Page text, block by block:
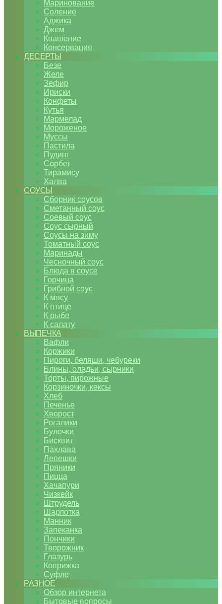
Маринование
Соление
Аджика
Джем
Квашение
Консервация
ДЕСЕРТЫ
Безе
Желе
Зефир
Ириски
Конфеты
Кутья
Мармелад
Мороженое
Муссы
Пастила
Пудинг
Сорбет
Тирамису
Халва
СОУСЫ
Сборник соусов
Сметанный соус
Соевый соус
Соус сырный
Соусы на зиму
Томатный соус
Маринады
Чесночный соус
Блюда в соусе
Горчица
Грибной соус
К мясу
К птице
К рыбе
К салату
ВЫПЕЧКА
Вафли
Коржики
Пироги, беляши, чебуреки
Блины, оладьи, сырники
Торты, пирожные
Корзиночки, кексы
Хлеб
Печенье
Хворост
Рогалики
Булочки
Бисквит
Пахлава
Лепешки
Пряники
Пицца
Хачапури
Чизкейк
Штрудель
Шарлотка
Манник
Запеканка
Пончики
Творожник
Глазурь
Коврижка
Суфле
РАЗНОЕ
Обзор интернета
Бытовые вопросы